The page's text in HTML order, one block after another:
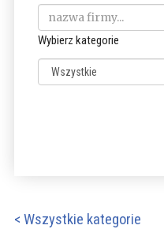
Wybierz kategorie
< Wszystkie kategorie